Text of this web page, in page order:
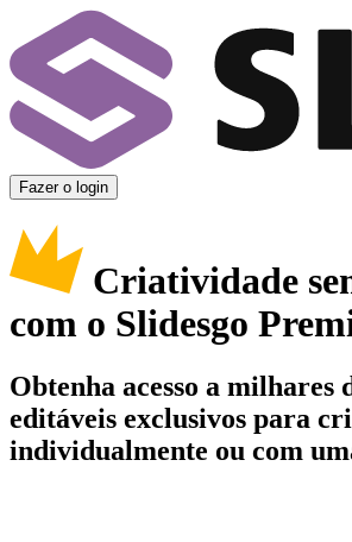
Fazer o login
Criatividade
com o Slidesgo
Obtenha acesso a milhares
editáveis exclusivos para
individualmente ou com